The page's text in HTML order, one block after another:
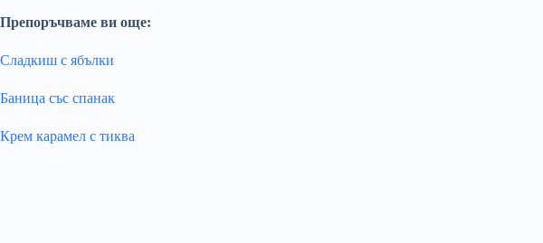
Препоръчваме ви още:
Сладкиш с ябълки
Баница със спанак
Крем карамел с тиква